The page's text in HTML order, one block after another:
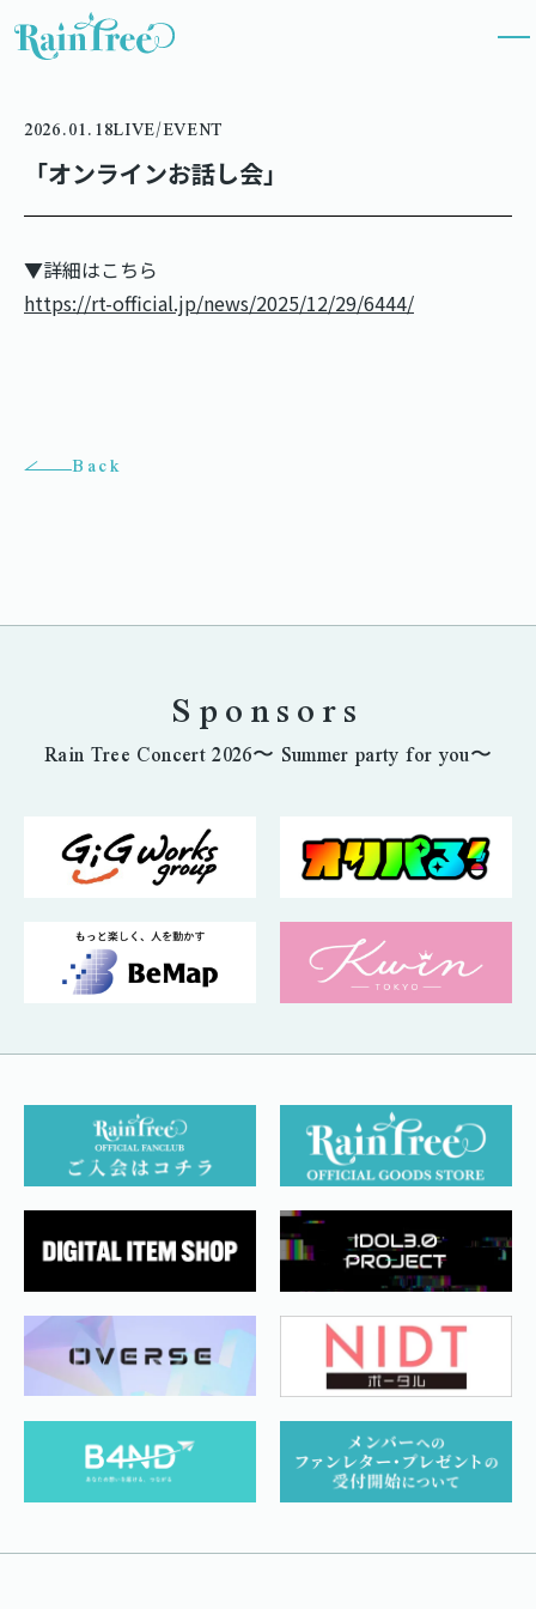
2026.01.18LIVE/EVENT
「オンラインお話し会」
▼詳細はこちら
https://rt-official.jp/news/2025/12/29/6444/
Back
Sponsors
Rain Tree Concert 2026〜 Summer party for you〜